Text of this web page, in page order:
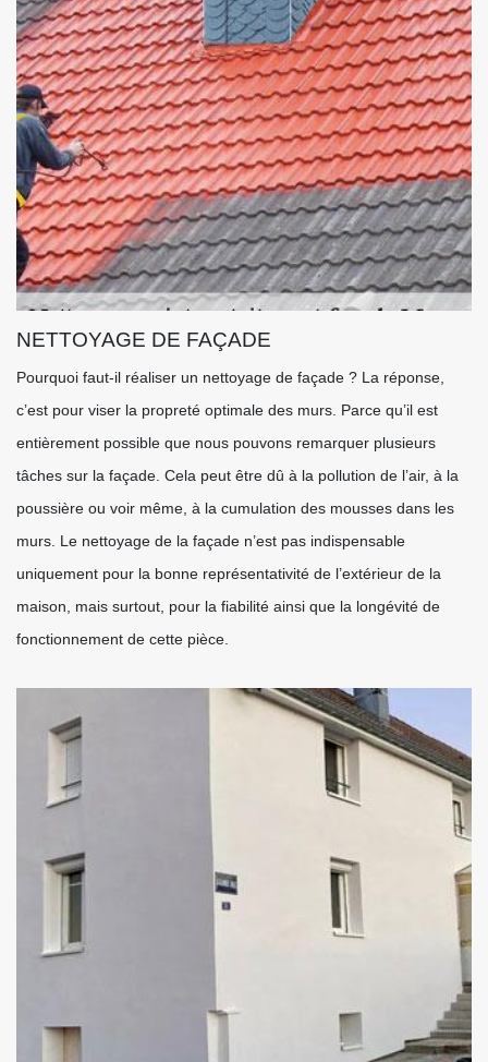
NETTOYAGE DE FAÇADE
Pourquoi faut-il réaliser un nettoyage de façade ? La réponse,
c’est pour viser la propreté optimale des murs. Parce qu’il est
entièrement possible que nous pouvons remarquer plusieurs
tâches sur la façade. Cela peut être dû à la pollution de l’air, à la
poussière ou voir même, à la cumulation des mousses dans les
murs. Le nettoyage de la façade n’est pas indispensable
uniquement pour la bonne représentativité de l’extérieur de la
maison, mais surtout, pour la fiabilité ainsi que la longévité de
fonctionnement de cette pièce.